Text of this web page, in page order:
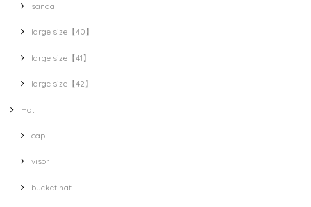
sandal
large size【40】
large size【41】
large size【42】
Hat
cap
visor
bucket hat